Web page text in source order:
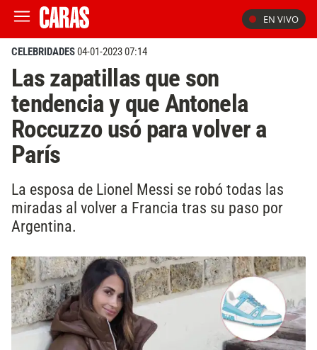
EN VIVO
CELEBRIDADES04-01-2023 07:14
Las zapatillas que son
tendencia y que Antonela
Roccuzzo usó para volver a
París
La esposa de Lionel Messi se robó todas las
miradas al volver a Francia tras su paso por
Argentina.